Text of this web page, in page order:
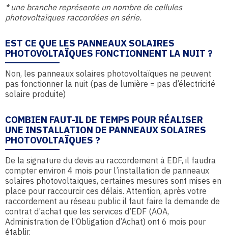
* une branche représente un nombre de cellules
photovoltaïques raccordées en série.
EST CE QUE LES PANNEAUX SOLAIRES
PHOTOVOLTAÏQUES FONCTIONNENT LA NUIT ?
Non, les panneaux solaires photovoltaïques ne peuvent
pas fonctionner la nuit (pas de lumière = pas d’électricité
solaire produite)
COMBIEN FAUT-IL DE TEMPS POUR RÉALISER
UNE INSTALLATION DE PANNEAUX SOLAIRES
PHOTOVOLTAÏQUES ?
De la signature du devis au raccordement à EDF, il faudra
compter environ 4 mois pour l’installation de panneaux
solaires photovoltaïques, certaines mesures sont mises en
place pour raccourcir ces délais. Attention, après votre
raccordement au réseau public il faut faire la demande de
contrat d’achat que les services d’EDF (AOA,
Administration de l’Obligation d’Achat) ont 6 mois pour
établir.